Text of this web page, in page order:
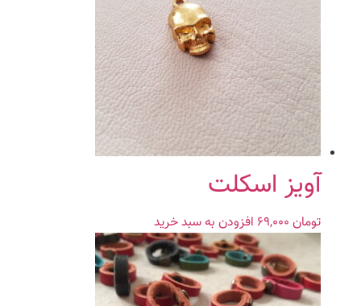
آویز اسکلت
تومان افزودن به سبد خرید